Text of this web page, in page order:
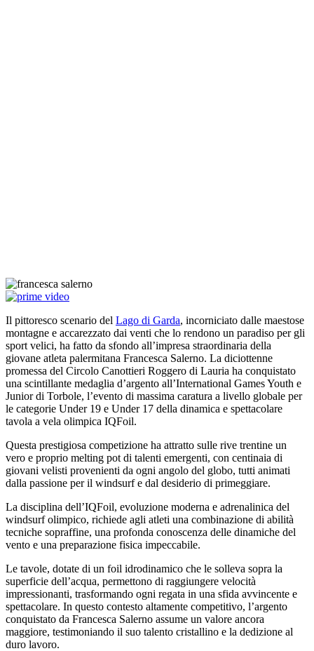
Il pittoresco scenario del Lago di Garda, incorniciato dalle maestose
montagne e accarezzato dai venti che lo rendono un paradiso per gli
sport velici, ha fatto da sfondo all’impresa straordinaria della
giovane atleta palermitana Francesca Salerno. La diciottenne
promessa del Circolo Canottieri Roggero di Lauria ha conquistato
una scintillante medaglia d’argento all’International Games Youth e
Junior di Torbole, l’evento di massima caratura a livello globale per
le categorie Under 19 e Under 17 della dinamica e spettacolare
tavola a vela olimpica IQFoil.
Questa prestigiosa competizione ha attratto sulle rive trentine un
vero e proprio melting pot di talenti emergenti, con centinaia di
giovani velisti provenienti da ogni angolo del globo, tutti animati
dalla passione per il windsurf e dal desiderio di primeggiare.
La disciplina dell’IQFoil, evoluzione moderna e adrenalinica del
windsurf olimpico, richiede agli atleti una combinazione di abilità
tecniche sopraffine, una profonda conoscenza delle dinamiche del
vento e una preparazione fisica impeccabile.
Le tavole, dotate di un foil idrodinamico che le solleva sopra la
superficie dell’acqua, permettono di raggiungere velocità
impressionanti, trasformando ogni regata in una sfida avvincente e
spettacolare. In questo contesto altamente competitivo, l’argento
conquistato da Francesca Salerno assume un valore ancora
maggiore, testimoniando il suo talento cristallino e la dedizione al
duro lavoro.